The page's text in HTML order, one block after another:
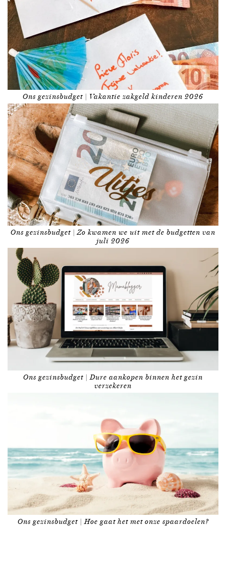
Ons gezinsbudget | Vakantie zakgeld kinderen 2026
Ons gezinsbudget | Zo kwamen we uit met de budgetten van
juli 2026
Ons gezinsbudget | Dure aankopen binnen het gezin
verzekeren
Ons gezinsbudget | Hoe gaat het met onze spaardoelen?